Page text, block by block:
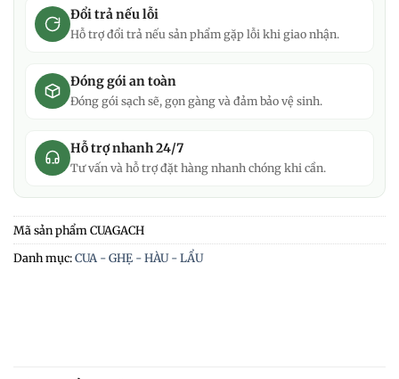
Đổi trả nếu lỗi
Hỗ trợ đổi trả nếu sản phẩm gặp lỗi khi giao nhận.
Đóng gói an toàn
Đóng gói sạch sẽ, gọn gàng và đảm bảo vệ sinh.
Hỗ trợ nhanh 24/7
Tư vấn và hỗ trợ đặt hàng nhanh chóng khi cần.
Mã sản phẩm CUAGACH
Danh mục:CUA - GHẸ - HÀU - LẨU